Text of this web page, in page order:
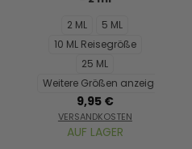
2 ML
5 ML
10 ML Reisegröße
25 ML
Weitere Größen anzeigen...
9,95 €
VERSANDKOSTEN
AUF LAGER